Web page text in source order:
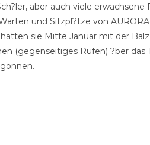
aber auch viele
und Sitzpl?tze von
sie Mitte Januar mit der
(gegenseitiges Rufen) ?ber